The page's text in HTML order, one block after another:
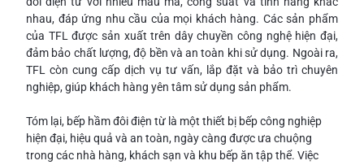
nhau, đáp ứng nhu cầu của mọi khách hàng. Các sản phẩm
của TFL được sản xuất trên dây chuyền công nghệ hiện đại,
đảm bảo chất lượng, độ bền và an toàn khi sử dụng. Ngoài ra,
TFL còn cung cấp dịch vụ tư vấn, lắp đặt và bảo trì chuyên
nghiệp, giúp khách hàng yên tâm sử dụng sản phẩm.
Tóm lại, bếp hầm đôi điện từ là một thiết bị bếp công nghiệp
hiện đại, hiệu quả và an toàn, ngày càng được ưa chuộng
trong các nhà hàng, khách sạn và khu bếp ăn tập thể. Việc